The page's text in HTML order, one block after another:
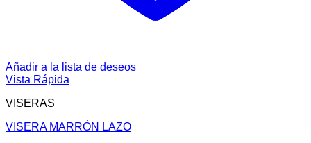
Añadir a la lista de deseos
Vista Rápida
VISERAS
VISERA MARRÓN LAZO